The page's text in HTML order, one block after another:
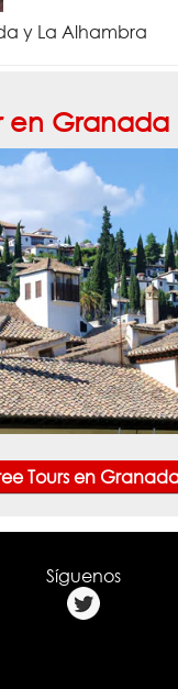
y La Alhambra
en Granada
Tours en
Síguenos